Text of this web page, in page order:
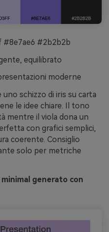
#2b2b2b
equilibrato
moderne
schizzo di iris su carta
le idee chiare. Il tono
mentre il viola dona un
con grafici semplici,
coerente. Consiglio
solo per metriche
minimal generato con